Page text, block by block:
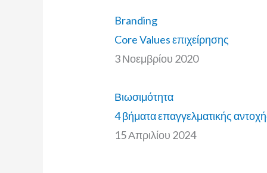
Branding
Core Values επιχείρησης
3 Νοεμβρίου 2020
Βιωσιμότητα
4 βήματα επαγγελματικής
15 Απριλίου 2024